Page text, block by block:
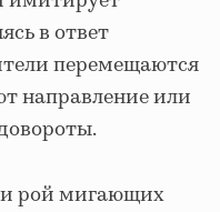
в ответ
перемещаются
направление или
рой мигающих